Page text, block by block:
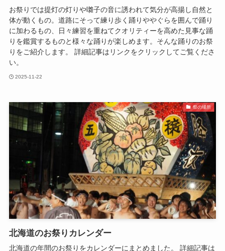
お祭りでは提灯の灯りや囃子の音に誘われて気分が高揚し自然と
体が動くもの。道路にそって練り歩く踊りややぐらを囲んで踊り
に加わるもの、日々練習を重ねてクオリティーを高めた見事な踊
りを鑑賞するものと様々な踊りが楽しめます。そんな踊りのお祭
りをご紹介します。 詳細記事はリンクをクリックしてご覧くださ
い。
2025-11-22
祭の場所
北海道のお祭りカレンダー
北海道の年間のお祭りをカレンダーにまとめました。 詳細記事は